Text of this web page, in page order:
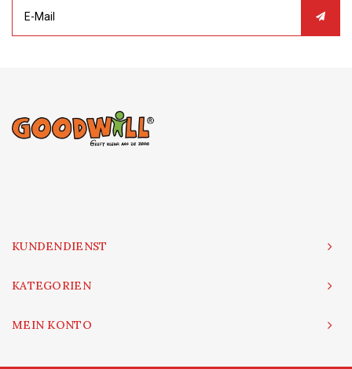
KUNDENDIENST
KATEGORIEN
MEIN KONTO